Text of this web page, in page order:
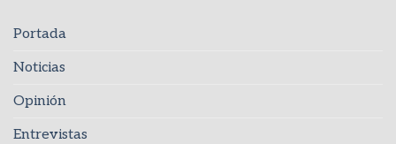
Portada
Noticias
Opinión
Entrevistas